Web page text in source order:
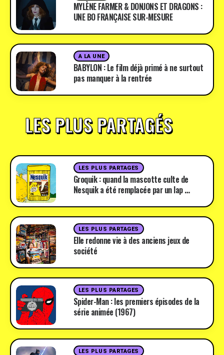
MYLÈNE FARMER & DONJONS ET DRAGONS :
UNE BO FRANÇAISE SUR-MESURE
A LA UNE
BABYLON : Le film déjà primé à ne surtout
pas manquer à la rentrée
LES PLUS PARTAGÉS
LES PLUS PARTAGES
Groquik : quand la mascotte culte de
Nesquik a été remplacée par un lap …
LES PLUS PARTAGES
Elle redonne vie à des anciens jeux de
société
LES PLUS PARTAGES
Spider-Man : les premiers épisodes de la
série animée (1967)
LES PLUS PARTAGES